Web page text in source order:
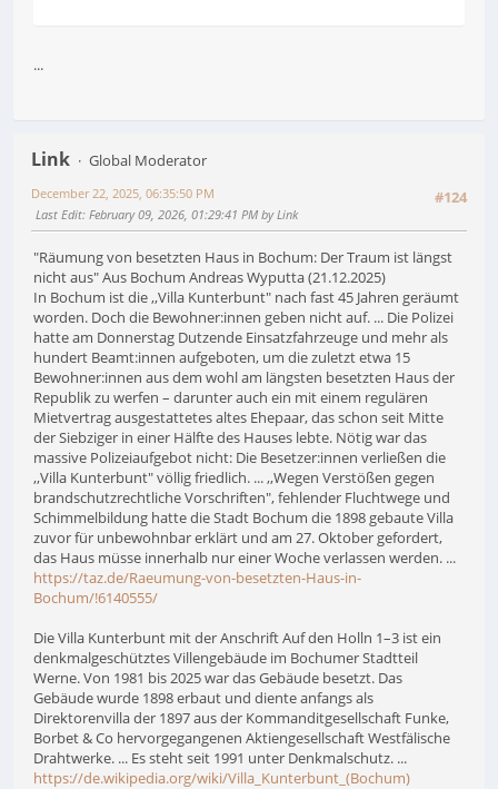
...
Link
Global Moderator
#124
December 22, 2025, 06:35:50 PM
Last Edit: February 09, 2026, 01:29:41 PM by Link
"Räumung von besetzten Haus in Bochum: Der Traum ist längst
nicht aus" Aus Bochum Andreas Wyputta (21.12.2025)
In Bochum ist die ,,Villa Kunterbunt" nach fast 45 Jahren geräumt
worden. Doch die Bewohner:innen geben nicht auf. ... Die Polizei
hatte am Donnerstag Dutzende Einsatzfahrzeuge und mehr als
hundert Beamt:innen aufgeboten, um die zuletzt etwa 15
Bewohner:innen aus dem wohl am längsten besetzten Haus der
Republik zu werfen – darunter auch ein mit einem regulären
Mietvertrag ausgestattetes altes Ehepaar, das schon seit Mitte
der Siebziger in einer Hälfte des Hauses lebte. Nötig war das
massive Polizeiaufgebot nicht: Die Besetzer:innen verließen die
,,Villa Kunterbunt" völlig friedlich. ... ,,Wegen Verstößen gegen
brandschutzrechtliche Vorschriften", fehlender Fluchtwege und
Schimmelbildung hatte die Stadt Bochum die 1898 gebaute Villa
zuvor für unbewohnbar erklärt und am 27. Oktober gefordert,
das Haus müsse innerhalb nur einer Woche verlassen werden. ...
https://taz.de/Raeumung-von-besetzten-Haus-in-
Bochum/!6140555/
Die Villa Kunterbunt mit der Anschrift Auf den Holln 1–3 ist ein
denkmalgeschütztes Villengebäude im Bochumer Stadtteil
Werne. Von 1981 bis 2025 war das Gebäude besetzt. Das
Gebäude wurde 1898 erbaut und diente anfangs als
Direktorenvilla der 1897 aus der Kommanditgesellschaft Funke,
Borbet & Co hervorgegangenen Aktiengesellschaft Westfälische
Drahtwerke. ... Es steht seit 1991 unter Denkmalschutz. ...
https://de.wikipedia.org/wiki/Villa_Kunterbunt_(Bochum)